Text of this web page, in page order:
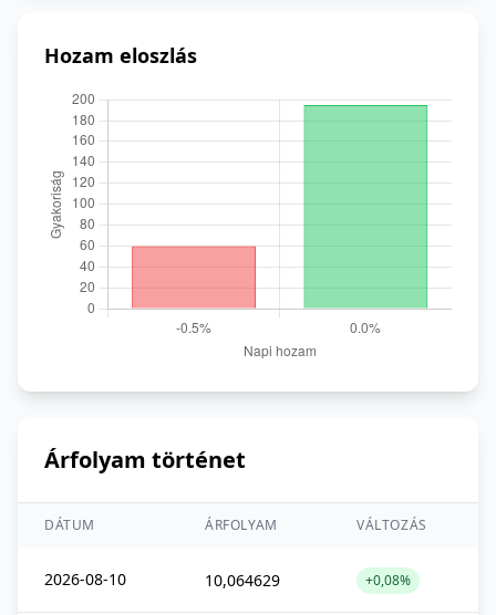
Hozam eloszlás
Árfolyam történet
DÁTUM ÁRFOLYAM VÁLTOZÁS
2026-08-10 10,064629 +0,08%